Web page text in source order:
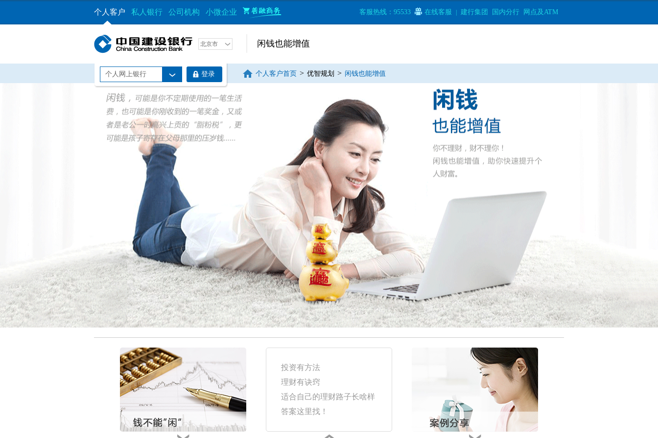
个人客户 私人银行 公司机构 小微企业 客服热线：95533 在线客服 建行集团 国内分行 网点及ATM
北京市
个人网上银行 登录
闲钱也能增值
个人客户首页 > 优智规划 > 闲钱也能增值
投资有方法
理财有诀窍
适合自己的理财路子长啥样
答案这里找！